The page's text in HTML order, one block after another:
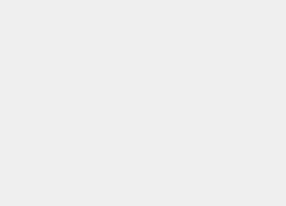
Menkul Değerler